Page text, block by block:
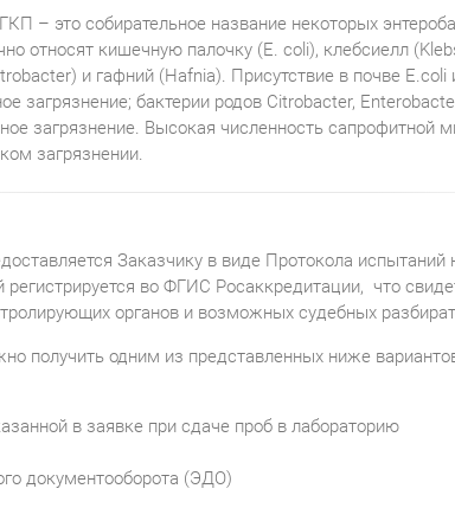
– это собирательное название некоторых
относят кишечную палочку (E. coli), клебсиелл
и гафний (Hafnia). Присутствие в почве
загрязнение; бактерии родов Citrobacter,
загрязнение. Высокая численность сапрофитной
загрязнении.
Заказчику в виде Протокола
во ФГИС Росаккредитации, что
органов и возможных судебных
получить одним из представленных ниже
в заявке при сдаче проб в лабораторию
документооборота (ЭДО)